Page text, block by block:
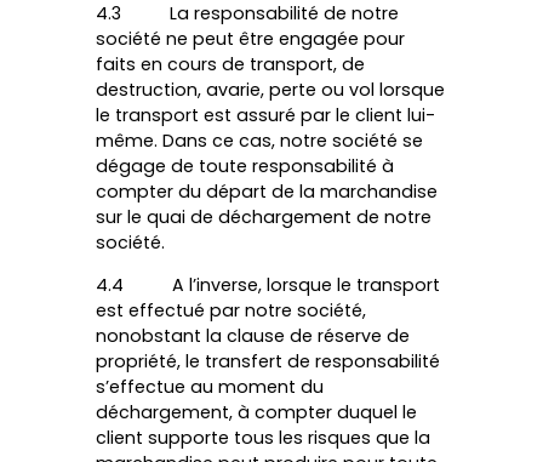
4.3 La responsabilité de notre
société ne peut être engagée pour
faits en cours de transport, de
destruction, avarie, perte ou vol lorsque
le transport est assuré par le client lui-
même. Dans ce cas, notre société se
dégage de toute responsabilité à
compter du départ de la marchandise
sur le quai de déchargement de notre
société.
4.4 A l’inverse, lorsque le transport
est effectué par notre société,
nonobstant la clause de réserve de
propriété, le transfert de responsabilité
s’effectue au moment du
déchargement, à compter duquel le
client supporte tous les risques que la